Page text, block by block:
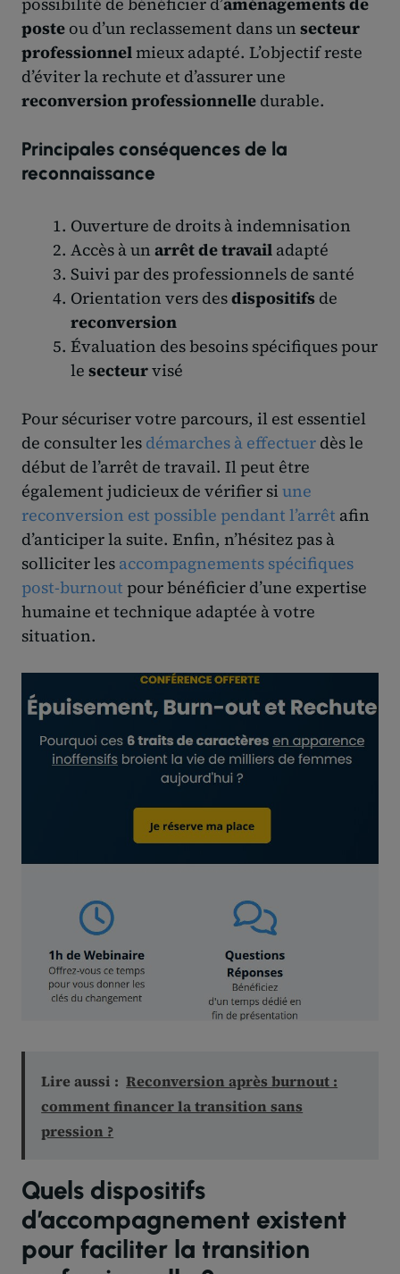
poste ou d’un reclassement dans un secteur
professionnelmieux adapté. L’objectif reste
d’éviter la rechute et d’assurer une
reconversion professionnelle durable.
Principales conséquences de la
reconnaissance
Ouverture de droits à indemnisation
Accès à un arrêt de travailadapté
Suivi par des professionnels de santé
Orientation vers desdispositifsde
reconversion
Évaluation des besoins spécifiques pour
le secteurvisé
Pour sécuriser votre parcours, il est essentiel
de consulter les démarches à effectuer dès le
début de l’arrêt de travail. Il peut être
également judicieux de vérifier siune
reconversion est possible pendant l’arrêt afin
d’anticiper la suite. Enfin, n’hésitez pas à
solliciter les accompagnements spécifiques
post-burnout pour bénéficier d’une expertise
humaine et technique adaptée à votre
situation.
Lire aussi : Reconversion après burnout :
comment financer la transition sans
pression ?
Quels dispositifs
d’accompagnement existent
pour faciliter la transition